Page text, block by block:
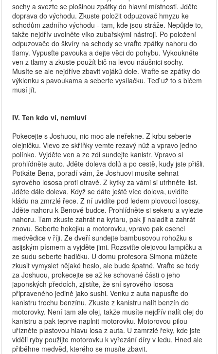
sochy a svezte se plošinou zpátky do hlavní místnosti. Jděte
doprava do východu. Zkuste položit odpuzovač hmyzu ke
schodům zadního východu - tam, kde jsou stráže. Nepůjde to,
takže nejdřív uvolněte víko zubařskými nástroji. Po položení
odpuzovače do škvíry na schody se vraťte zpátky nahoru do
tlamy. Vypusťte pavouka a dejte věci do pohybu. Vykoukněte
ven z tlamy a zkuste použít bič na levou náušnici sochy.
Musíte se ale nejdříve zbavit vojáků dole. Vraťte se zpátky do
výklenku s pavoukama a seberte vysílačku. Teď už to s bičem
musí jít.
IV. Ten kdo ví, nemluví
Pokecejte s Joshuou, nic moc ale neřekne. Z krbu seberte
olejničku. Vlevo ze skříňky vemte rezavý nůž a vpravo jedno
polínko. Vyjděte ven a ze zdi sundejte kanistr. Vpravo si
prohlídněte auto. Jděte doleva dolů a po cestě, kudy jste přišli.
Potkáte Bena, poradí vám, že Joshuovi musíte sehnat
syrového lososa proti otravě. Z kytky za vámi si utrhněte list.
Jděte dále doleva. Když se dáte ještě více doleva, uvidíte
kládu na zmrzlé řece. Z ní uvidíte pod ledem plovoucí lososy.
Jděte nahoru k Benově budce. Prohlídněte si sekeru a vylezte
nahoru. Tam zkuste zahrát na kytaru, pak ji naladit a zahrát
znovu. Seberte hokejku a motorovku, vpravo pak esenci
medvědice v říji. Ze dveří sundejte bambusovou rohožku s
asijským písmem a vyjděte jimi. Rozsviťte olejovou lampičku a
ze sudu seberte hadičku. U domu profesora Simona můžete
zkusit vymyslet nějaké heslo, ale bude špatné. Vraťte se tedy
za Joshuou, prokecejte se až ke schované části o jeho
japonských předcích, zjistíte, že sní syrového lososa
připraveného jedině jako sushi. Venku z auta napusťte do
kanistru trochu benzínu. Zkuste z kanistru nalít benzín do
motorovky. Není tam ale olej, takže musíte nejdřív nalít olej do
kanistru a pak teprve naplnit motorovku. Motorovou pilou
uřízněte plastovou hlavu losa z auta. U zamrzlé řeky, kde jste
viděli ryby použijte motorovku k vyřezání díry v ledu. Hned ale
přiběhne medvěd, kterého se musíte zbavit.